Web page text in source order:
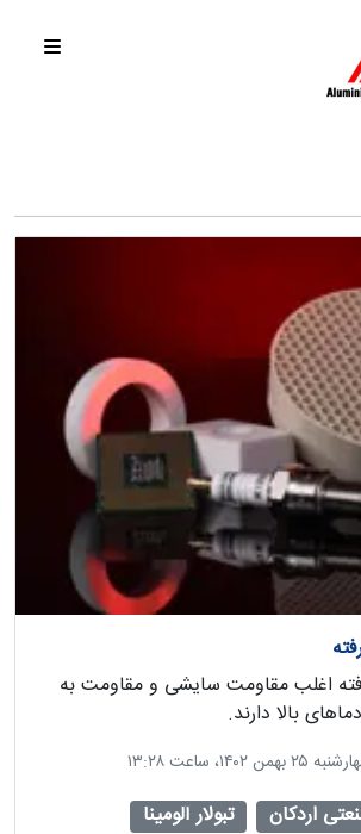
اغلب مقاومت سایشی و مقاومت به
بالا دارند.
اردکان
تبولار آلومینا